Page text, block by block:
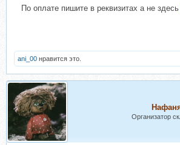
По оплате пишите в реквизитах а не здесь
ani_00 нравится это.
Организатор